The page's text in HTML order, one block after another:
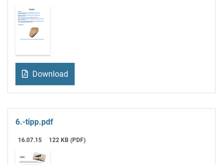
Download
6.-tipp.pdf
16.07.15 122 KB (PDF)